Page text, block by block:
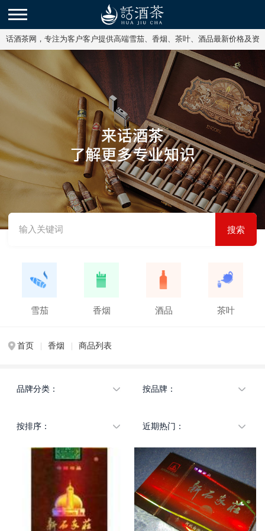
话酒茶网，专注为客户客户提供高端雪茄、香烟、茶叶、酒品最新价格及资
讯。
雪茄 香烟 酒品 茶叶
首页 香烟 商品列表
品牌分类：
国外品牌
港澳台品牌
历史品牌
按品牌：
北戴河
宝岛
北京
长白山
茶花
按排序：
不限
人气
价格由低到高
价格由高到低
近期热门：
不限
北戴河
宝岛
白沙
北京